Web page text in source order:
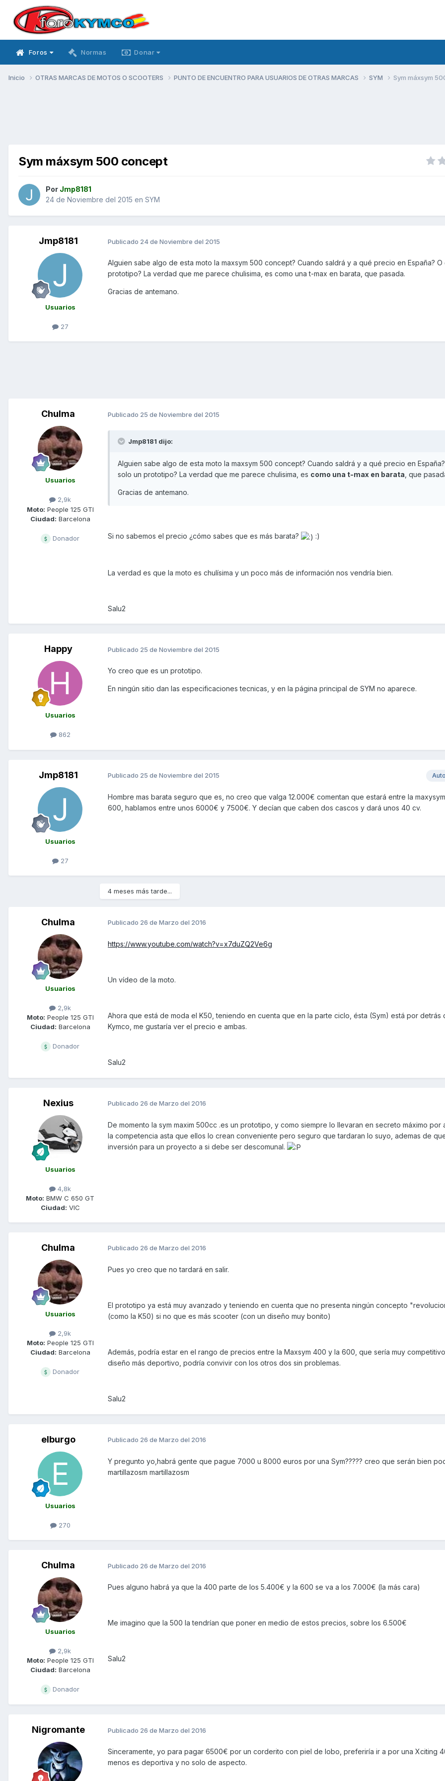
Foros Normas Donar
Inicio OTRAS MARCAS DE MOTOS O SCOOTERS PUNTO DE ENCUENTRO PARA USUARIOS DE OTRAS MARCAS SYM Sym máxsym
Sym máxsym 500 concept
Por Jmp8181
24 de Noviembre del 2015 en SYM
Jmp8181
Usuarios
27
Publicado 24 de Noviembre del 2015
Alguien sabe algo de esta moto la maxsym 500 concept? Cuando saldrá y a qué precio en España? O
prototipo? La verdad que me parece chulisima, es como una t-max en barata, que pasada.
Gracias de antemano.
Chulma
Usuarios
2,9k
Moto: People 125 GTI
Ciudad: Barcelona
Donador
Publicado 25 de Noviembre del 2015
Jmp8181 dijo:
Alguien sabe algo de esta moto la maxsym 500 concept? Cuando saldrá y a qué precio en
solo un prototipo? La verdad que me parece chulisima, es como una t-max en barata , que
Gracias de antemano.
Si no sabemos el precio ¿cómo sabes que es más barata? :)
La verdad es que la moto es chulísima y un poco más de información nos vendría bien.
Salu2
Happy
Usuarios
862
Publicado 25 de Noviembre del 2015
Yo creo que es un prototipo.
En ningún sitio dan las especificaciones tecnicas, y en la página principal de SYM no aparece.
Jmp8181
Usuarios
27
Publicado 25 de Noviembre del 2015
Hombre mas barata seguro que es, no creo que valga 12.000€ comentan que estará entre la
600, hablamos entre unos 6000€ y 7500€. Y decían que caben dos cascos y dará unos 40 cv.
4 meses más tarde...
Chulma
Usuarios
2,9k
Moto: People 125 GTI
Ciudad: Barcelona
Donador
Publicado 26 de Marzo del 2016
https://www.youtube.com/watch?v=x7duZQ2Ve6g
Un vídeo de la moto.
Ahora que está de moda el K50, teniendo en cuenta que en la parte ciclo, ésta (Sym) está por detrás
Kymco, me gustaría ver el precio e ambas.
Salu2
Nexius
Usuarios
4,8k
Moto: BMW C 650 GT
Ciudad: VIC
Publicado 26 de Marzo del 2016
De momento la sym maxim 500cc .es un prototipo, y como siempre lo llevaran en secreto máximo por
la competencia asta que ellos lo crean conveniente pero seguro que tardaran lo suyo, ademas de
inversión para un proyecto a si debe ser descomunal.
Chulma
Usuarios
2,9k
Moto: People 125 GTI
Ciudad: Barcelona
Donador
Publicado 26 de Marzo del 2016
Pues yo creo que no tardará en salir.
El prototipo ya está muy avanzado y teniendo en cuenta que no presenta ningún concepto
(como la K50) si no que es más scooter (con un diseño muy bonito)
Además, podría estar en el rango de precios entre la Maxsym 400 y la 600, que sería muy
diseño más deportivo, podría convivir con los otros dos sin problemas.
Salu2
elburgo
Usuarios
270
Publicado 26 de Marzo del 2016
Y pregunto yo,habrá gente que pague 7000 u 8000 euros por una Sym????? creo que serán bien
martillazosm martillazosm
Chulma
Usuarios
2,9k
Moto: People 125 GTI
Ciudad: Barcelona
Donador
Publicado 26 de Marzo del 2016
Pues alguno habrá ya que la 400 parte de los 5.400€ y la 600 se va a los 7.000€ (la más cara)
Me imagino que la 500 la tendrían que poner en medio de estos precios, sobre los 6.500€
Salu2
Nigromante Publicado 26 de Marzo del 2016
Sinceramente, yo para pagar 6500€ por un corderito con piel de lobo, preferiría ir a por una Xciting
menos es deportiva y no solo de aspecto.